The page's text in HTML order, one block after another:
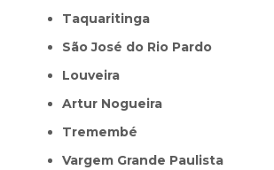
Taquaritinga
São José do Rio Pardo
Louveira
Artur Nogueira
Tremembé
Vargem Grande Paulista